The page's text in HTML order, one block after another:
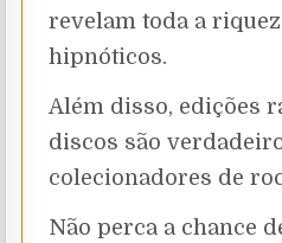
revelam toda a
hipnóticos.
Além disso, edições
discos são
colecionadores de
Não perca a chance